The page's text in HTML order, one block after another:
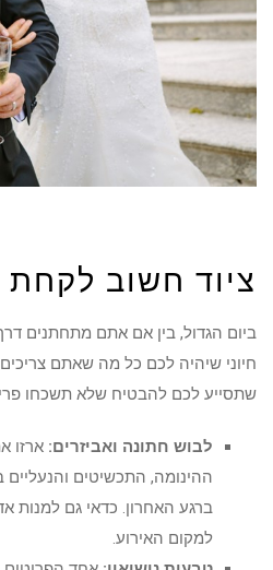
ציוד חשוב לקחת
ביום הגדול, בין אם אתם מתחתנים דרך
חיוני שיהיה לכם כל מה שאתם צריכים
שתסייע לכם להבטיח שלא תשכחו
לבוש חתונה ואביזרים:ארזו את
ההינומה, התכשיטים והנעליים
ברגע האחרון. כדאי גם למנות
למקום האירוע.